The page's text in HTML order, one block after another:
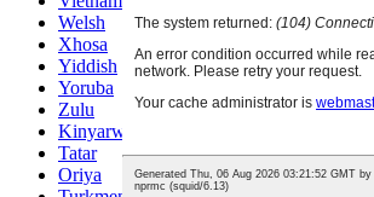
Welsh
Xhosa
Yiddish
Yoruba
Zulu
Kinyarwanda
Tatar
Oriya